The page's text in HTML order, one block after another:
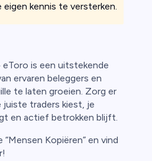
eigen kennis te versterken.
eToro is een uitstekende
ervaren beleggers en
te laten groeien. Zorg er
juiste traders kiest, je
en actief betrokken blijft.
Kopiëren” en vind